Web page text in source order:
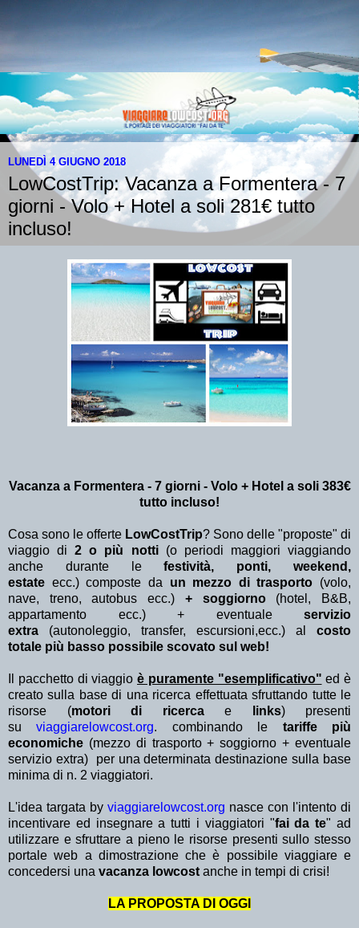
LUNEDÌ 4 GIUGNO 2018
LowCostTrip: Vacanza a Formentera - 7
giorni - Volo + Hotel a soli 281€ tutto
incluso!
Vacanza a Formentera - 7 giorni - Volo + Hotel a soli 383€
tutto incluso!
Cosa sono le offerte LowCostTrip? Sono delle "proposte" di
viaggio di2 o più notti (o periodi maggiori viaggiando
anche durante lefestività, ponti, weekend,
estate ecc.) composte da un mezzo di trasporto (volo,
nave, treno, autobus ecc.) + soggiorno(hotel, B&B,
appartamento ecc.) + eventuale servizio
extra (autonoleggio, transfer, escursioni,ecc.) al costo
totale più basso possibile scovato sul web!
Il pacchetto di viaggio è puramente "esemplificativo" ed è
creato sulla base di una ricerca effettuata sfruttando tutte le
risorse (motori di ricerca e links) presenti
suviaggiarelowcost.org. combinando le tariffe più
economiche (mezzo di trasporto + soggiorno + eventuale
servizio extra)
per una determinata destinazione sulla base
minima di n. 2 viaggiatori.
L'idea targata by viaggiarelowcost.org nasce con l'intento di
incentivare ed insegnare a tutti i viaggiatori "fai da te" ad
utilizzare e sfruttare a pieno le risorse presenti sullo stesso
portale web a dimostrazione che è possibile viaggiare e
concedersi una vacanza lowcost anche in tempi di crisi!
LA PROPOSTA DI OGGI